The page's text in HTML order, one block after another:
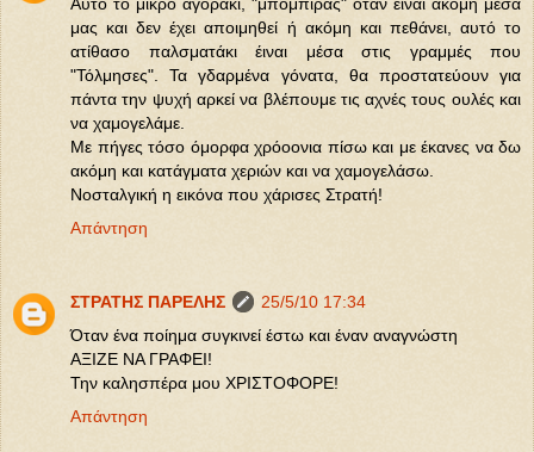
μας και δεν έχει αποιμηθεί ή ακόμη και πεθάνει, αυτό το
ατίθασο παλσματάκι έιναι μέσα στις γραμμές που
"Τόλμησες". Τα γδαρμένα γόνατα, θα προστατεύουν για
πάντα την ψυχή αρκεί να βλέπουμε τις αχνές τους ουλές και
να χαμογελάμε.
Με πήγες τόσο όμορφα χρόοονια πίσω και με έκανες να δω
ακόμη και κατάγματα χεριών και να χαμογελάσω.
Νοσταλγική η εικόνα που χάρισες Στρατή!
Απάντηση
ΣΤΡΑΤΗΣ ΠΑΡΕΛΗΣ
25/5/10 17:34
Όταν ένα ποίημα συγκινεί έστω και έναν αναγνώστη
ΑΞΙΖΕ ΝΑ ΓΡΑΦΕΙ!
Την καλησπέρα μου ΧΡΙΣΤΟΦΟΡΕ!
Απάντηση